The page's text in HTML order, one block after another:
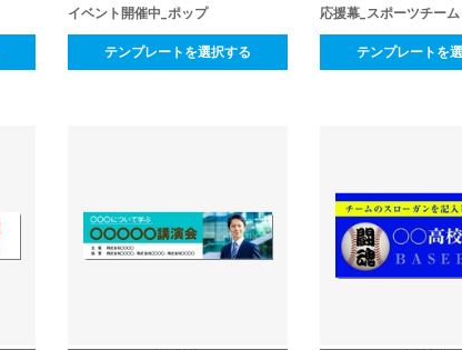
イベント開催中_ポップ
テンプレートを選択する
応援幕_スポーツチーム
テンプレートを